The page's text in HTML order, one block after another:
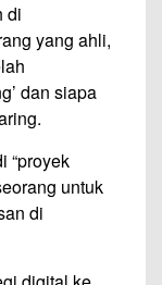
di
yang ahli,
dan siapa
“proyek
untuk
di